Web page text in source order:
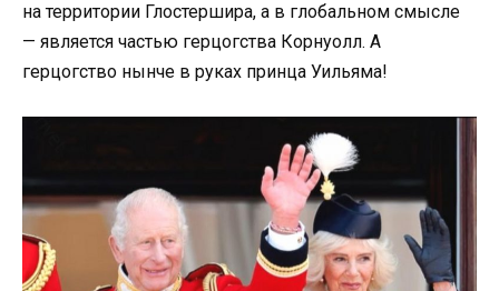
на территории Глостершира, а в глобальном смысле
— является частью герцогства Корнуолл. А
герцогство нынче в руках принца Уильяма!